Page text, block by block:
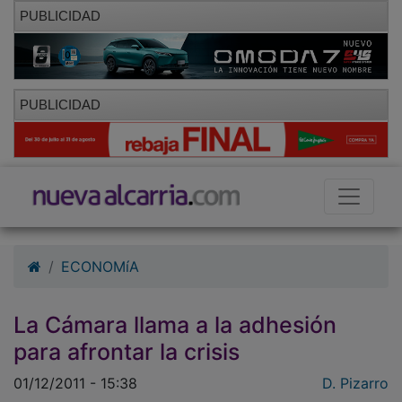
PUBLICIDAD
PUBLICIDAD
ECONOMíA
La Cámara llama a la adhesión
para afrontar la crisis
01/12/2011 - 15:38 D. Pizarro